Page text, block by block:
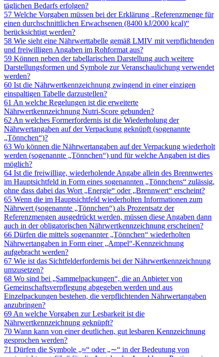
täglichen Bedarfs erfolgen?
57 Welche Vorgaben müssen bei der Erklärung „Referenzmenge für
einen durchschnittlichen Erwachsenen (8400 kJ/2000 kcal)“
berücksichtigt werden?
58 Wie sieht eine Nährwerttabelle gemäß LMIV mit verpflichtenden
und freiwilligen Angaben im Rohformat aus?
59 Können neben der tabellarischen Darstellung auch weitere
Darstellungsformen und Symbole zur Veranschaulichung verwendet
werden?
60 Ist die Nährwertkennzeichnung zwingend in einer einzigen
einspaltigen Tabelle darzustellen?
61 An welche Regelungen ist die erweiterte
Nährwertkennzeichnung Nutri-Score gebunden?
62 An welches Formerfordernis ist die Wiederholung der
Nährwertangaben auf der Verpackung geknüpft (sogenannte
„Tönnchen“)?
63 Wo können die Nährwertangaben auf der Verpackung wiederholt
werden (sogenannte „Tönnchen“) und für welche Angaben ist dies
möglich?
64 Ist die freiwillige, wiederholende Angabe allein des Brennwertes
im Hauptsichtfeld in Form eines sogenannten „Tönnchens“ zulässig,
ohne dass dabei das Wort „Energie“ oder „Brennwert“ erscheint?
65 Wenn die im Hauptsichtfeld wiederholten Informationen zum
Nährwert (sogenannte „Tönnchen“) als Prozentsatz der
Referenzmengen ausgedrückt werden, müssen diese Angaben dann
auch in der obligatorischen Nährwertkennzeichnung erscheinen?
66 Dürfen die mittels sogenannter „Tönnchen“ wiederholten
Nährwertangaben in Form einer „Ampel“-Kennzeichnung
aufgebracht werden?
67 Wie ist das Sichtfelderfordernis bei der Nährwertkennzeichnung
umzusetzen?
68 Wo sind bei „Sammelpackungen“, die an Anbieter von
Gemeinschaftsverpflegung abgegeben werden und aus
Einzelpackungen bestehen, die verpflichtenden Nährwertangaben
anzubringen?
69 An welche Vorgaben zur Lesbarkeit ist die
Nährwertkennzeichnung geknüpft?
70 Wann kann von einer deutlichen, gut lesbaren Kennzeichnung
gesprochen werden?
71 Dürfen die Symbole „≈“ oder „∼“ in der Bedeutung von